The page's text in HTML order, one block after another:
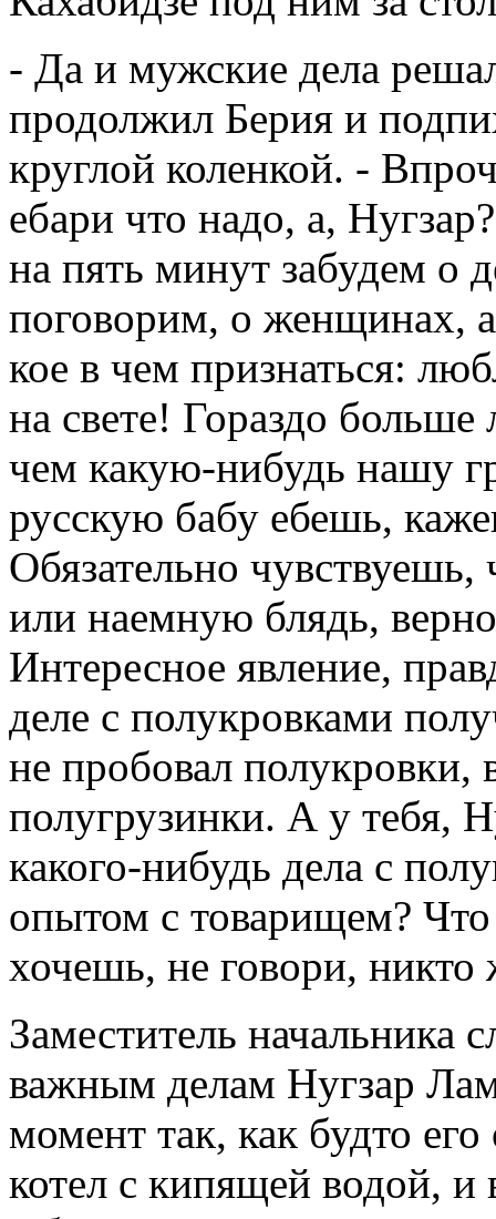
- Да и мужские дела
продолжил Берия и
круглой коленкой. -
ебари что надо, а,
на пять минут забудем о
поговорим, о женщинах,
кое в чем признаться:
на свете! Гораздо
чем какую-нибудь нашу
русскую бабу ебешь,
Обязательно
или наемную блядь,
Интересное явление,
деле с полукровками
не пробовал полукровки,
полугрузинки. А у тебя,
какого-нибудь дела с
опытом с товарищем?
хочешь, не говори, никто
Заместитель начальника
важным делам Нугзар
момент так, как будто
котел с кипящей водой,